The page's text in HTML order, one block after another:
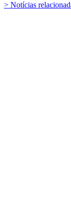
> Notícias